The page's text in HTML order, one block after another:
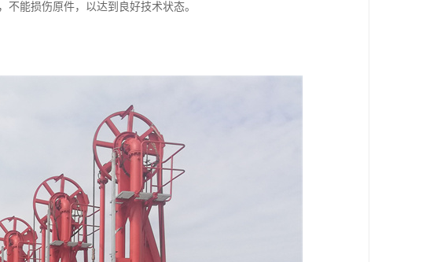
能损伤原件，以达到良好技术状态。